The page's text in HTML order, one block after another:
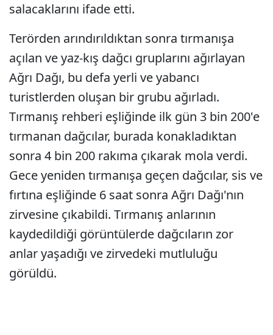
salacaklarını ifade etti.
Terörden arındırıldıktan sonra tırmanışa
açılan ve yaz-kış dağcı gruplarını ağırlayan
Ağrı Dağı, bu defa yerli ve yabancı
turistlerden oluşan bir grubu ağırladı.
Tırmanış rehberi eşliğinde ilk gün 3 bin 200'e
tırmanan dağcılar, burada konakladıktan
sonra 4 bin 200 rakıma çıkarak mola verdi.
Gece yeniden tırmanışa geçen dağcılar, sis ve
fırtına eşliğinde 6 saat sonra Ağrı Dağı'nın
zirvesine çıkabildi. Tırmanış anlarının
kaydedildiği görüntülerde dağcıların zor
anlar yaşadığı ve zirvedeki mutluluğu
görüldü.